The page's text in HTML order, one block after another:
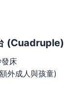
(Cuadruple)
床
外成人與孩童)